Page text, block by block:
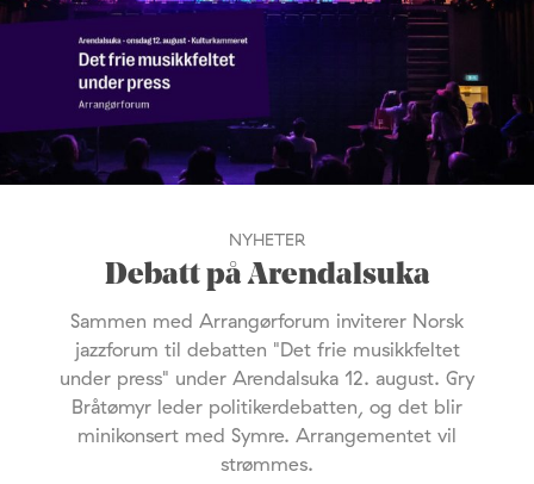
NYHETER
Debatt på Arendalsuka
Sammen med Arrangørforum inviterer Norsk
jazzforum til debatten "Det frie musikkfeltet
under press" under Arendalsuka 12. august. Gry
Bråtømyr leder politikerdebatten, og det blir
minikonsert med Symre. Arrangementet vil
strømmes.